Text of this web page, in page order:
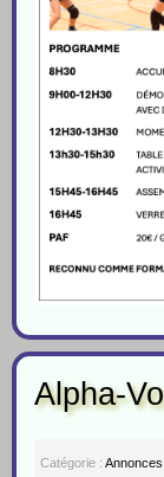
Alpha-
Catégorie :